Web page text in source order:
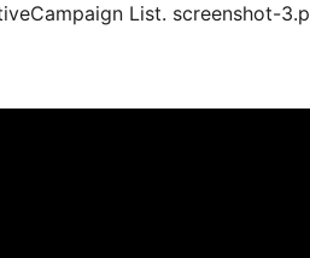
List. screenshot-